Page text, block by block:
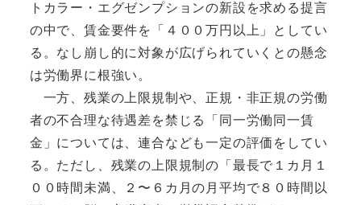
トカラー・エグゼンプションの新設を求める提言
の中で、賃金要件を「４００万円以上」としてい
る。なし崩し的に対象が広げられていくとの懸念
は労働界に根強い。
一方、残業の上限規制や、正規・非正規の労働
者の不合理な待遇差を禁じる「同一労働同一賃
金」については、連合なども一定の評価をしてい
る。ただし、残業の上限規制の「最長で１カ月１
００時間未満、２〜６カ月の月平均で８０時間以